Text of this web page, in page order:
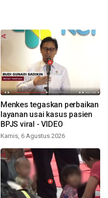
Menkes tegaskan perbaikan
layanan usai kasus pasien
BPJS viral - VIDEO
Kamis, 6 Agustus 2026